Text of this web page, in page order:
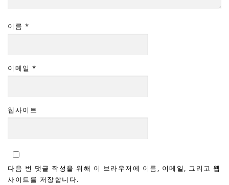
이름 *
이메일 *
웹사이트
다음 번 댓글 작성을 위해 이 브라우저에 이름, 이메일, 그리고 웹
사이트를 저장합니다.